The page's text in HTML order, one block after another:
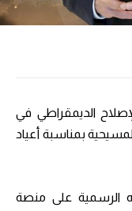
الديمقراطي في
بمناسبة أعياد
الرسمية على منصة